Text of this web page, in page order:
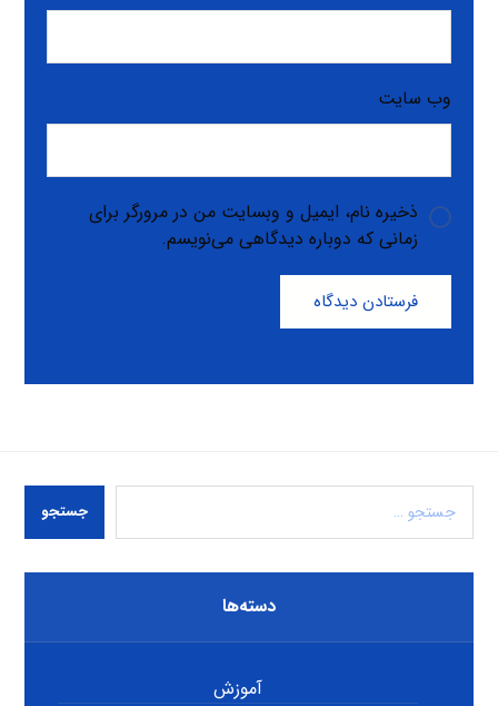
وب‌ سایت
ذخیره نام، ایمیل و وبسایت من در مرورگر برای
زمانی که دوباره دیدگاهی می‌نویسم.
فرستادن دیدگاه
جستجو
دسته‌ها
آموزش